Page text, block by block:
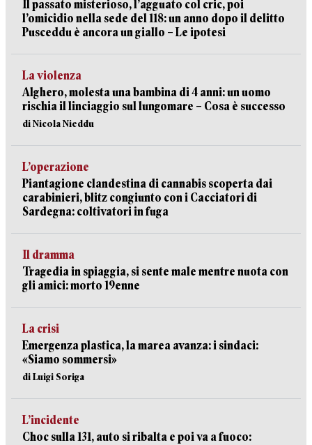
Il passato misterioso, l’agguato col cric, poi
l’omicidio nella sede del 118: un anno dopo il delitto
Pusceddu è ancora un giallo – Le ipotesi
La violenza
Alghero, molesta una bambina di 4 anni: un uomo
rischia il linciaggio sul lungomare – Cosa è successo
di Nicola Nieddu
L’operazione
Piantagione clandestina di cannabis scoperta dai
carabinieri, blitz congiunto con i Cacciatori di
Sardegna: coltivatori in fuga
Il dramma
Tragedia in spiaggia, si sente male mentre nuota con
gli amici: morto 19enne
La crisi
Emergenza plastica, la marea avanza: i sindaci:
«Siamo sommersi»
di Luigi Soriga
L’incidente
Choc sulla 131, auto si ribalta e poi va a fuoco: